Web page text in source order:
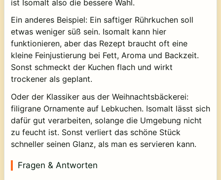
ist Isomalt also die bessere Wahl.
Ein anderes Beispiel: Ein saftiger Rührkuchen soll
etwas weniger süß sein. Isomalt kann hier
funktionieren, aber das Rezept braucht oft eine
kleine Feinjustierung bei Fett, Aroma und Backzeit.
Sonst schmeckt der Kuchen flach und wirkt
trockener als geplant.
Oder der Klassiker aus der Weihnachtsbäckerei:
filigrane Ornamente auf Lebkuchen. Isomalt lässt sich
dafür gut verarbeiten, solange die Umgebung nicht
zu feucht ist. Sonst verliert das schöne Stück
schneller seinen Glanz, als man es servieren kann.
Fragen & Antworten